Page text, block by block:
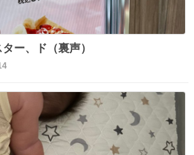
ー、ド（裏声）